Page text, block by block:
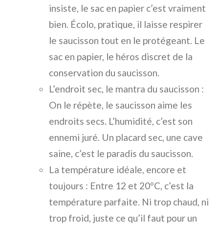
insiste, le sac en papier c’est vraiment
bien. Écolo, pratique, il laisse respirer
le saucisson tout en le protégeant. Le
sac en papier, le héros discret de la
conservation du saucisson.
L’endroit sec, le mantra du saucisson :
On le répète, le saucisson aime les
endroits secs. L’humidité, c’est son
ennemi juré. Un placard sec, une cave
saine, c’est le paradis du saucisson.
La température idéale, encore et
toujours : Entre 12 et 20°C, c’est la
température parfaite. Ni trop chaud, ni
trop froid, juste ce qu’il faut pour un